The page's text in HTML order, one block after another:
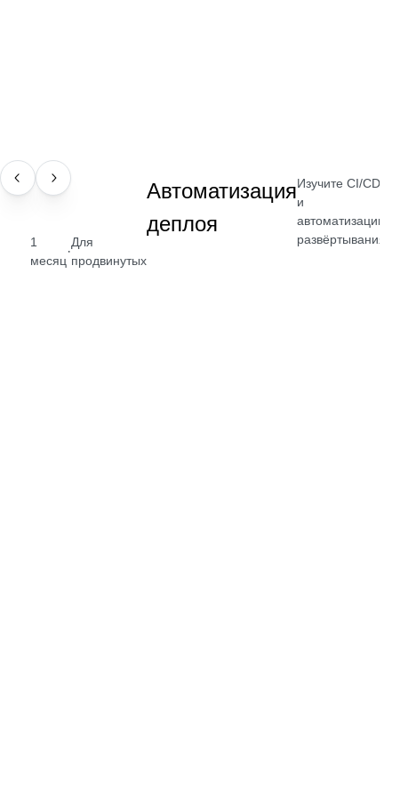
НАВЫК
1
месяц
·
Для
продвинутых
Автоматизация
деплоя
Изучите CI/CD
и
автоматизацию
развёртывания